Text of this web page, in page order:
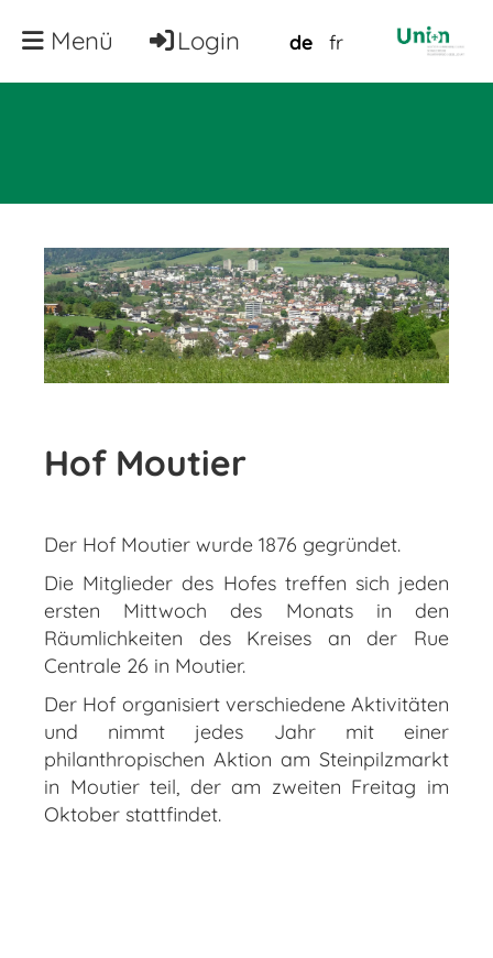
Login de fr
Menü
Hof Moutier
Der Hof Moutier wurde 1876 gegründet.
Die Mitglieder des Hofes treffen sich jeden
ersten Mittwoch des Monats in den
Räumlichkeiten des Kreises an der Rue
Centrale 26 in Moutier.
Der Hof organisiert verschiedene Aktivitäten
und nimmt jedes Jahr mit einer
philanthropischen Aktion am Steinpilzmarkt
in Moutier teil, der am zweiten Freitag im
Oktober stattfindet.